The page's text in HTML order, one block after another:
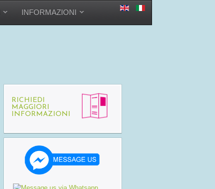
INFORMAZIONI
RICHIEDI
MAGGIORI
INFORMAZIONI